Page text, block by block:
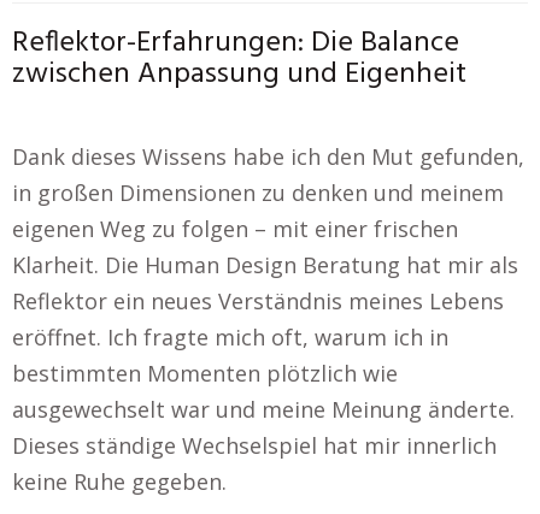
Reflektor-Erfahrungen: Die Balance
zwischen Anpassung und Eigenheit
Dank dieses Wissens habe ich den Mut gefunden,
in großen Dimensionen zu denken und meinem
eigenen Weg zu folgen – mit einer frischen
Klarheit. Die Human Design Beratung hat mir als
Reflektor ein neues Verständnis meines Lebens
eröffnet. Ich fragte mich oft, warum ich in
bestimmten Momenten plötzlich wie
ausgewechselt war und meine Meinung änderte.
Dieses ständige Wechselspiel hat mir innerlich
keine Ruhe gegeben.